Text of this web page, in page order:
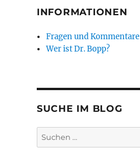
INFORMATIONEN
Fragen und Kommentare
Wer ist Dr. Bopp?
SUCHE IM BLOG
Suchen
nach: